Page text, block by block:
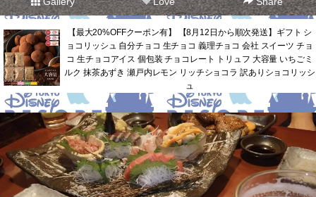
【最大20%OFFクーポン有】 【8月12日から順次発送】ギフト シ
ョコリッシュ 自分チョコ 生チョコ 義理チョコ 会社 スイーツ チョ
コ 生チョコアイス 個包装 チョコレート トリュフ 大容量 いちごミ
ルク 抹茶あずき 瀬戸内レモン リッチショコラ 訳ありショコリッシ
ュ